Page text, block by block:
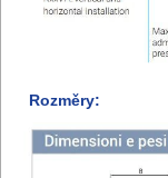
Rozměry: